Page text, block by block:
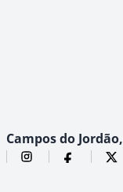
Campos do Jordão,